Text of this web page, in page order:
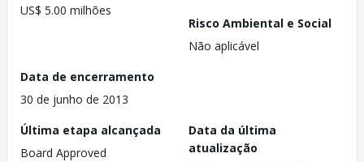
US$ 5.00 milhões
Risco Ambiental e Social
Não aplicável
Data de encerramento
30 de junho de 2013
Última etapa alcançada
Board Approved
Data da última
atualização